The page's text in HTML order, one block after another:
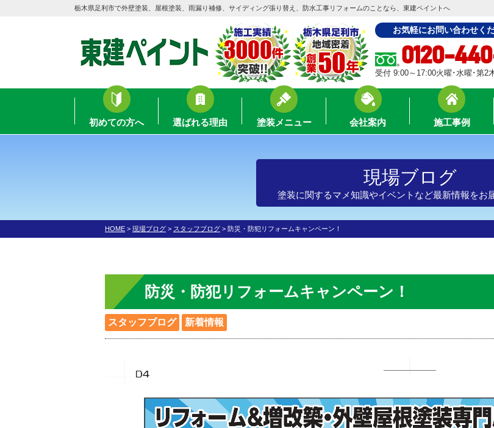
栃木県足利市で外壁塗装、屋根塗装、雨漏り補修、サイディング張り替え、防水工事リフォームのことなら、東建ペイントへ
お気軽にお問い合わせく
0120-
受付 9:00～17:00火曜･水曜･第2
初めての方へ 選ばれる理由 塗装メニュー 会社案内 施工事例
現場ブログ
塗装に関するマメ知識やイベントなど最新情報をお
HOME > 現場ブログ > スタッフブログ > 防災・防犯リフォームキャンペーン！
防災・防犯リフォームキャンペーン！
スタッフブログ 新着情報